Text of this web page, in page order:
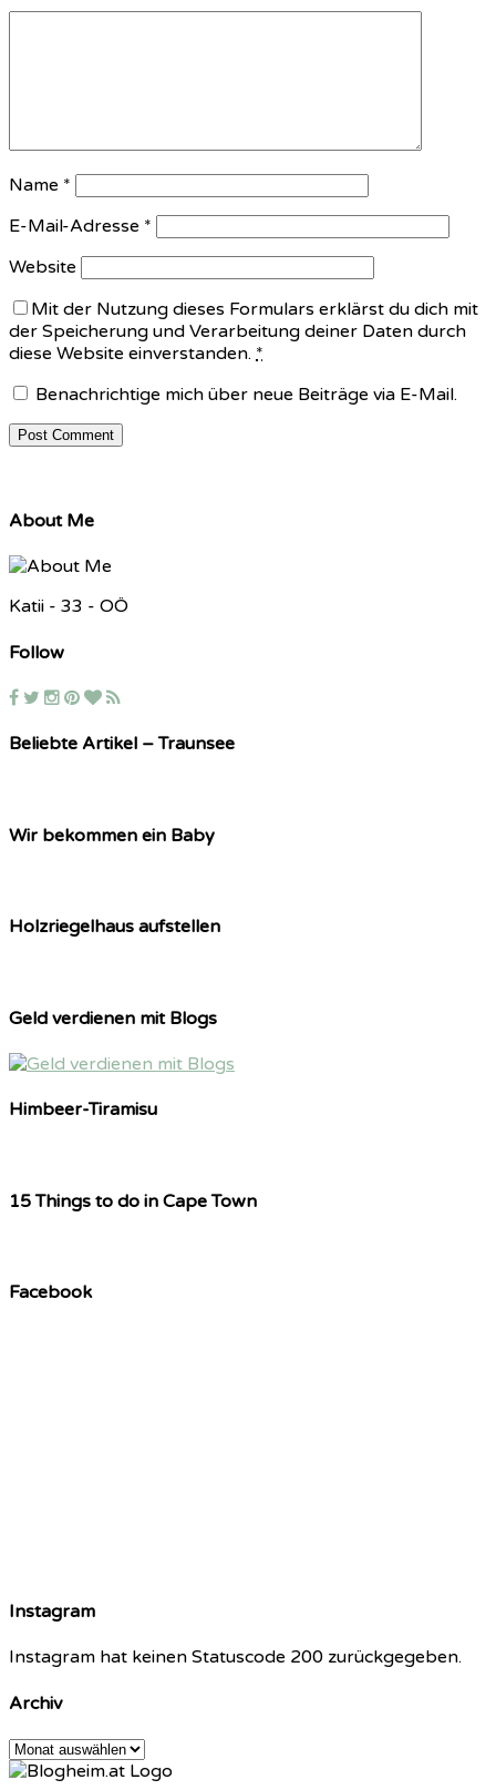
Name *
E-Mail-Adresse *
Website
Mit der Nutzung dieses Formulars erklärst du dich mit
der Speicherung und Verarbeitung deiner Daten durch
diese Website einverstanden. *
Benachrichtige mich über neue Beiträge via E-Mail.
About Me
Katii - 33 - OÖ
Follow
Beliebte Artikel – Traunsee
Wir bekommen ein Baby
Holzriegelhaus aufstellen
Geld verdienen mit Blogs
Himbeer-Tiramisu
15 Things to do in Cape Town
Facebook
Instagram
Instagram hat keinen Statuscode 200 zurückgegeben.
Archiv
Archiv